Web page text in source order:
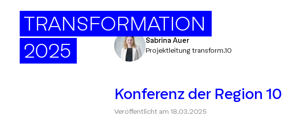
TRANSFORMATION
2025
Sabrina Auer
Projektleitung transform.10
Konferenz der Region 10
Veröffentlicht am 18.03.2025